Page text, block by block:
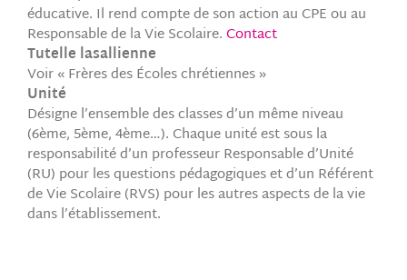
éducative. Il rend compte de son action au CPE ou au
Responsable de la Vie Scolaire.Contact
Tutelle lasallienne
Voir « Frères des Écoles chrétiennes »
Unité
Désigne l’ensemble des classes d’un même niveau
(6ème, 5ème, 4ème…). Chaque unité est sous la
responsabilité d’un professeur Responsable d’Unité
(RU) pour les questions pédagogiques et d’un Référent
de Vie Scolaire (RVS) pour les autres aspects de la vie
dans l’établissement.